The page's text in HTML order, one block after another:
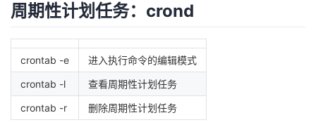
博
客
的
论
坛
我
的
圈
子
我
的
直
我
的
我
堂
我
的
课
我
的
我
我
的
技
我
的
周期性计划任务：crond
crontab -e
进入执行命令的编辑模式
crontab -l
查看周期性计划任务
crontab -r
删除周期性计划任务